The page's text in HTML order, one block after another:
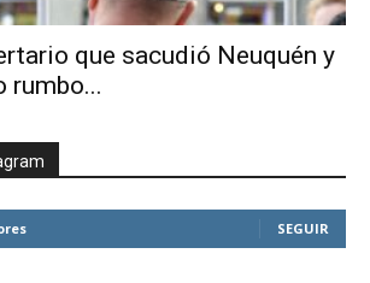
que sacudió Neuquén y
rumbo...
SEGUIR